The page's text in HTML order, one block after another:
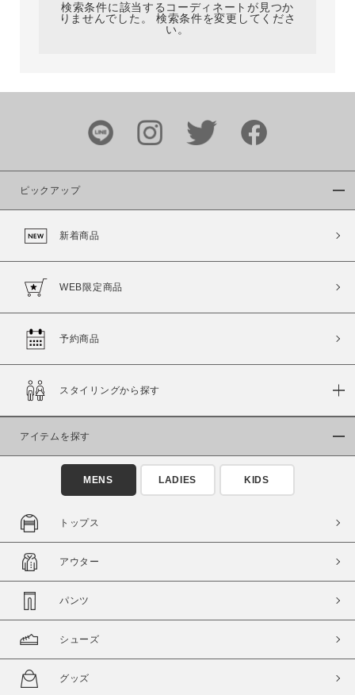
カラー
価格
～
商品タイプ
通常商品 予約商品
在庫
在庫あり 在庫なし含む
検索条件に該当するコーディネートが見つか
りませんでした。 検索条件を変更してくださ
い。
ピックアップ
新着商品
WEB限定商品
予約商品
スタイリングから探す
アイテムを探す
MENS LADIES KIDS
トップス
アウター
パンツ
シューズ
グッズ